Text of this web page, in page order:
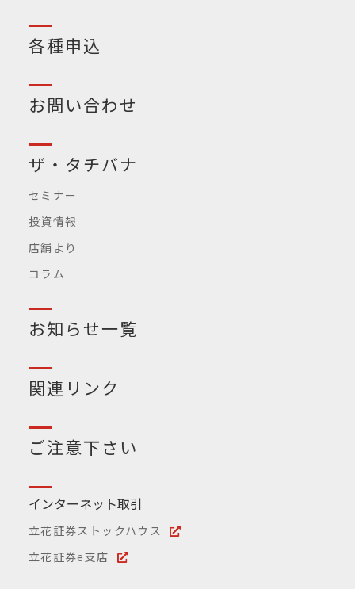
各種申込
お問い合わせ
ザ・タチバナ
セミナー
投資情報
店舗より
コラム
お知らせ一覧
関連リンク
ご注意下さい
インターネット取引
立花証券ストックハウス
立花証券e支店